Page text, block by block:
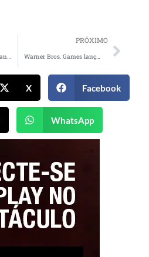
Aussie apresenta campanha bem-humorada com a personagem Blogueirinha
PRÓXIMO
Warner Bros. Games lança Mortal Kombat 1
X Facebook
WhatsApp